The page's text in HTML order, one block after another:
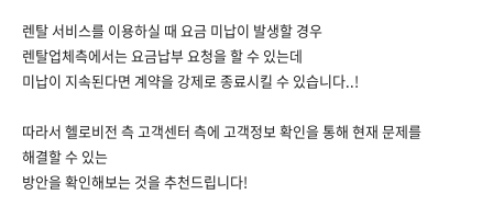
렌탈 서비스를 이용하실 때 요금 미납이 발생할 경우
렌탈업체측에서는 요금납부 ​요청을 할 수 있는데
미납이 지속된다면 계약을 강제로 종료시킬 수 있습니다..!
따라서 헬로비전 측 고객센터 측에 고객정보 확인을 통해 현재 문제를
해결할 수 있는
방안을 확인해보는 것을 추천드립니다!